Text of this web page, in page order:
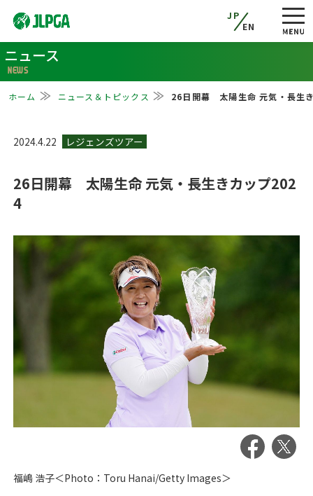
JP
EN
ニュース
NEWS
ホーム ニュース＆トピックス 26日開幕 太陽生命 元気・長生
2024.4.22
26日開幕 太陽生命 元気・長生きカップ202
4
福嶋 浩子＜Photo：Toru Hanai/Getty Images＞